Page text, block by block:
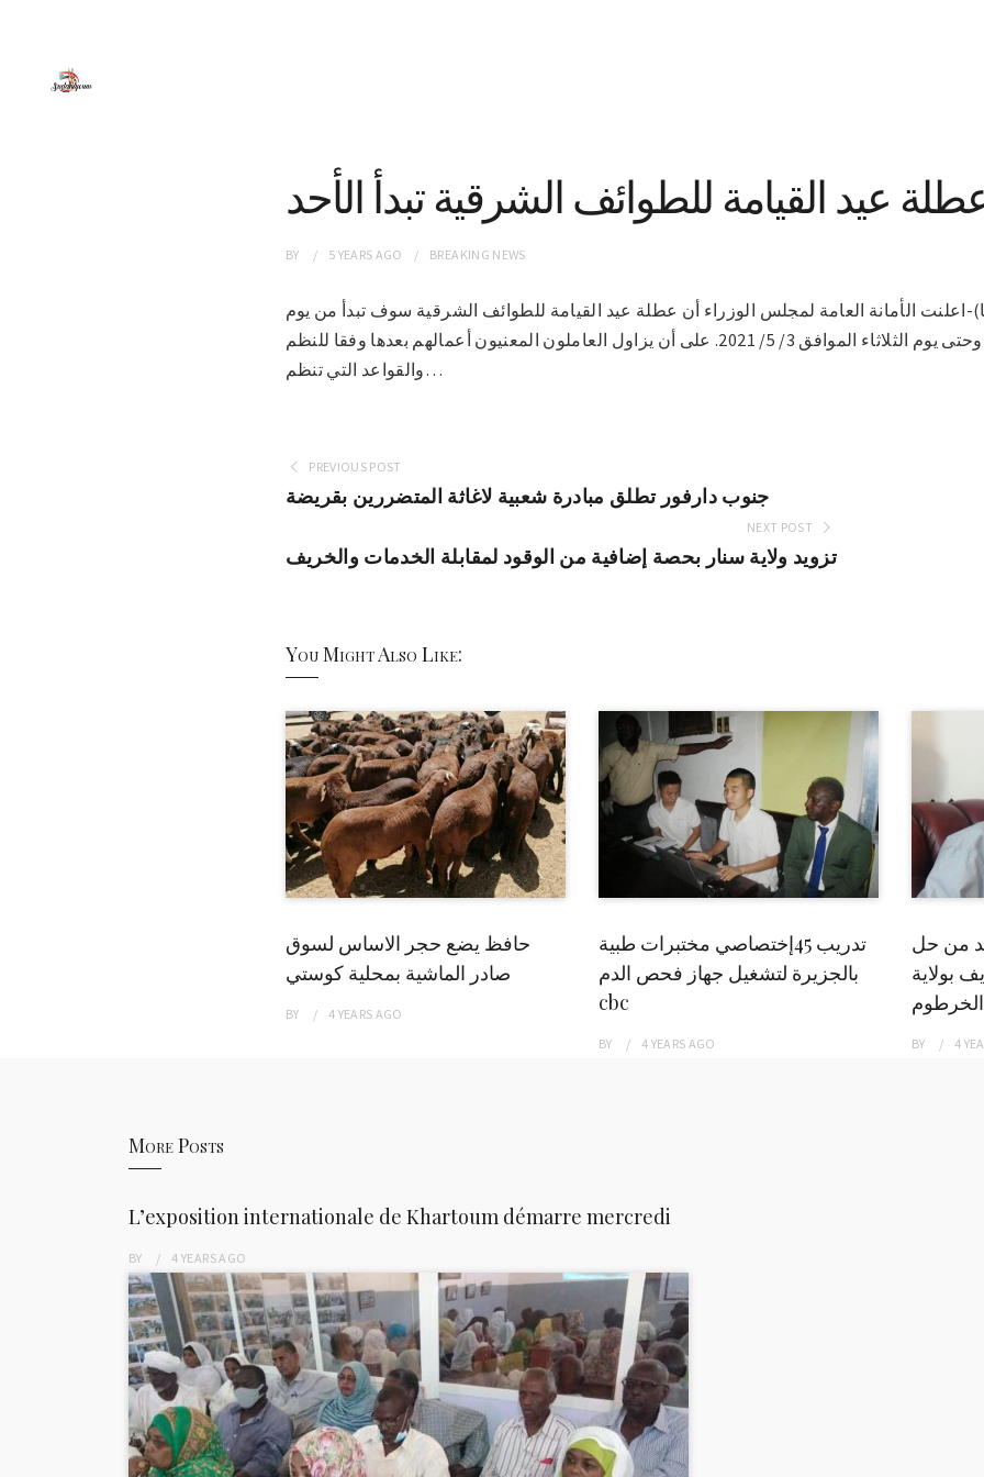
عيد القيامة للطوائف الشرقية تبدأ الأحد
BY 5 YEARS AGO BREAKING NEWS
22-4-2021(سونا)-اعلنت الأمانة العامة لمجلس الوزراء أن عطلة عيد القيامة للطوائف الشرقية سوف تبدأ من يوم
الأحد الموافق 1/ 5/ 2021 وحتى يوم الثلاثاء الموافق 3/ 5/ 2021. على أن يزاول العاملون المعنيون أعمالهم بعدها وفقا للنظم
والقواعد التي تنظم…
PREVIOUS POST
جنوب دارفور تطلق مبادرة شعبية لاغاثة المتضررين بقريضة
NEXT POST
تزويد ولاية سنار بحصة إضافية من الوقود لمقابلة الخدمات والخريف
You Might Also Like:
حافظ يضع حجر الاساس لسوق
صادر الماشية بمحلية كوستي
BY 4 YEARS AGO
تدريب 45إختصاصي مختبرات طبية
بالجزيرة لتشغيل جهاز فحص الدم
cbc
BY 4 YEARS AGO
من حل
بولاية
الخرطوم
BY 4
More Posts
L’exposition internationale de Khartoum démarre mercredi
BY 4 YEARSAGO